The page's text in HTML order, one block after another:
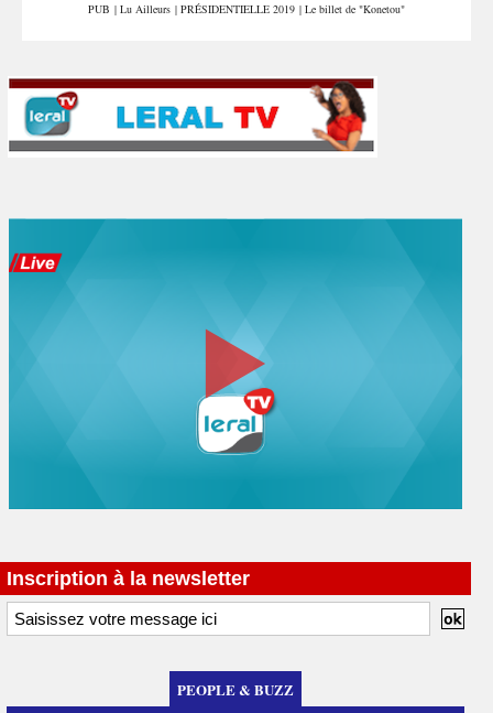
PUB | Lu Ailleurs | PRÉSIDENTIELLE 2019 | Le billet de "Konetou"
Inscription à la newsletter
PEOPLE & BUZZ